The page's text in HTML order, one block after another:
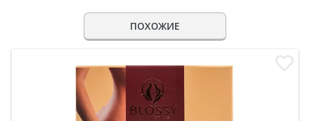
ПОХОЖИЕ